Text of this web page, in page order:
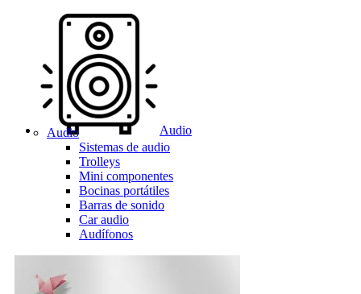
Audio
Audio
Sistemas de audio
Trolleys
Mini componentes
Bocinas portátiles
Barras de sonido
Car audio
Audífonos